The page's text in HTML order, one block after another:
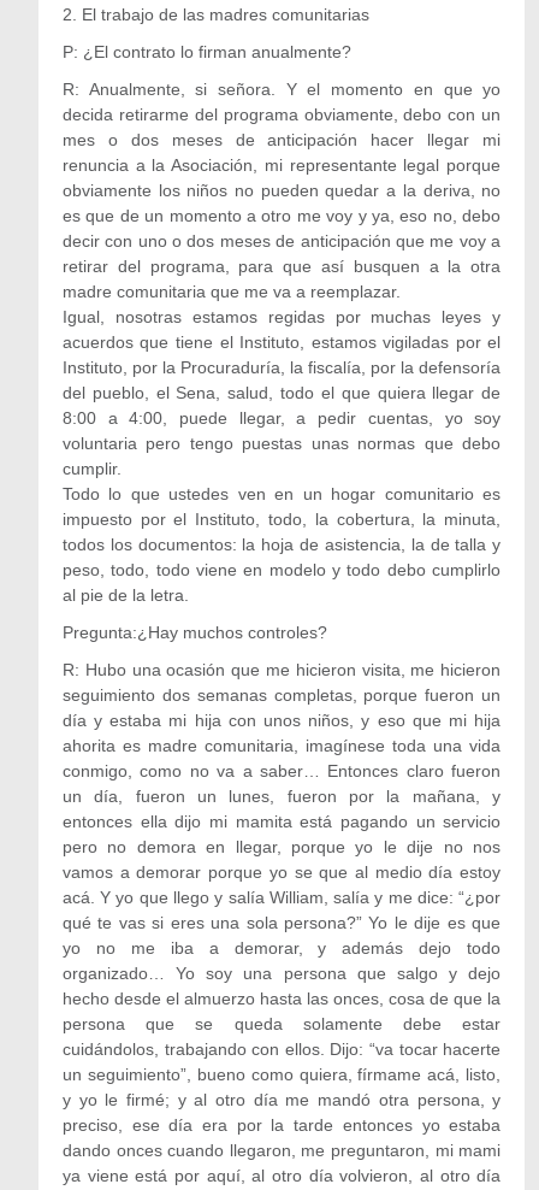
2. El trabajo de las madres comunitarias
P: ¿El contrato lo firman anualmente?
R: Anualmente, si señora. Y el momento en que yo
decida retirarme del programa obviamente, debo con un
mes o dos meses de anticipación hacer llegar mi
renuncia a la Asociación, mi representante legal porque
obviamente los niños no pueden quedar a la deriva, no
es que de un momento a otro me voy y ya, eso no, debo
decir con uno o dos meses de anticipación que me voy a
retirar del programa, para que así busquen a la otra
madre comunitaria que me va a reemplazar.
Igual, nosotras estamos regidas por muchas leyes y
acuerdos que tiene el Instituto, estamos vigiladas por el
Instituto, por la Procuraduría, la fiscalía, por la defensoría
del pueblo, el Sena, salud, todo el que quiera llegar de
8:00 a 4:00, puede llegar, a pedir cuentas, yo soy
voluntaria pero tengo puestas unas normas que debo
cumplir.
Todo lo que ustedes ven en un hogar comunitario es
impuesto por el Instituto, todo, la cobertura, la minuta,
todos los documentos: la hoja de asistencia, la de talla y
peso, todo, todo viene en modelo y todo debo cumplirlo
al pie de la letra.
Pregunta:¿Hay muchos controles?
R: Hubo una ocasión que me hicieron visita, me hicieron
seguimiento dos semanas completas, porque fueron un
día y estaba mi hija con unos niños, y eso que mi hija
ahorita es madre comunitaria, imagínese toda una vida
conmigo, como no va a saber… Entonces claro fueron
un día, fueron un lunes, fueron por la mañana, y
entonces ella dijo mi mamita está pagando un servicio
pero no demora en llegar, porque yo le dije no nos
vamos a demorar porque yo se que al medio día estoy
acá. Y yo que llego y salía William, salía y me dice: “¿por
qué te vas si eres una sola persona?” Yo le dije es que
yo no me iba a demorar, y además dejo todo
organizado… Yo soy una persona que salgo y dejo
hecho desde el almuerzo hasta las onces, cosa de que la
persona que se queda solamente debe estar
cuidándolos, trabajando con ellos. Dijo: “va tocar hacerte
un seguimiento”, bueno como quiera, fírmame acá, listo,
y yo le firmé; y al otro día me mandó otra persona, y
preciso, ese día era por la tarde entonces yo estaba
dando onces cuando llegaron, me preguntaron, mi mami
ya viene está por aquí, al otro día volvieron, al otro día